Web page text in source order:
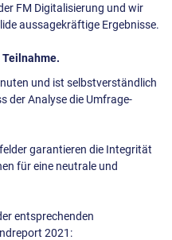
FM Digitalisierung und wir
aussagekräftige Ergebnisse.
und ist selbstverständlich
der Analyse die Umfrage-
garantieren die Integrität
für eine neutrale und
entsprechenden
2021: